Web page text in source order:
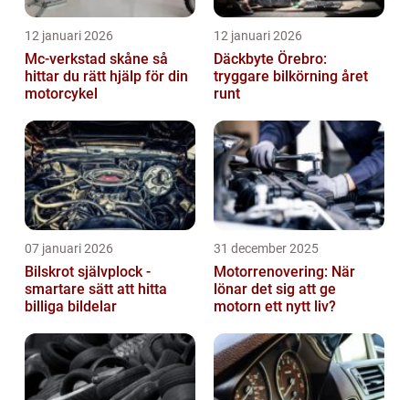
12 januari 2026
Mc-verkstad skåne så
hittar du rätt hjälp för din
motorcykel
12 januari 2026
Däckbyte Örebro:
tryggare bilkörning året
runt
07 januari 2026
Bilskrot självplock -
smartare sätt att hitta
billiga bildelar
31 december 2025
Motorrenovering: När
lönar det sig att ge
motorn ett nytt liv?